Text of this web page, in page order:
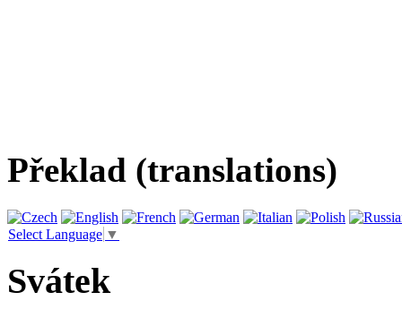
Překlad (translations)
Select Language ▼
Svátek